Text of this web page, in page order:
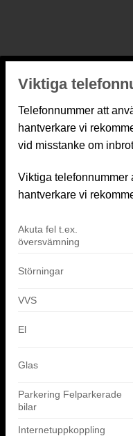
Viktiga
Telefonnummer att
hantverkare vi
vid misstanke om
Viktiga telefonnummer
hantverkare vi
Akuta fel t.ex.
översvämning
Störningar
VVS
El
Glas
Parkering Felparkerade
bilar
Internetuppkoppling